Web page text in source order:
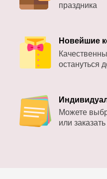
праздника
Новейшие
остануться
Можете
или